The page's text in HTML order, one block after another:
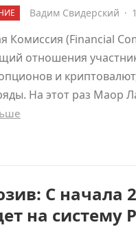
Вадим Свидерский ·
Комиссия (Financial
отношения
и
На этот раз Маор
С начала
на систему